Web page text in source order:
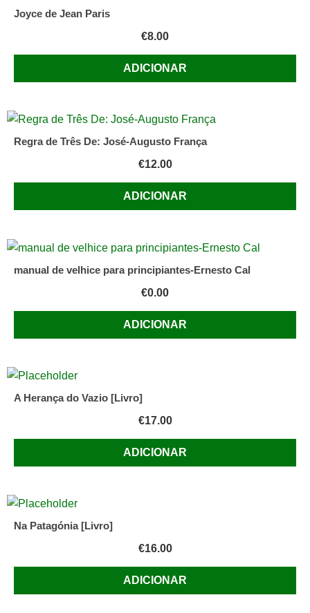
Joyce de Jean Paris
€8.00
ADICIONAR
Regra de Três De: José-Augusto França
€12.00
ADICIONAR
manual de velhice para principiantes-Ernesto Cal
€0.00
ADICIONAR
A Herança do Vazio [Livro]
€17.00
ADICIONAR
Na Patagónia [Livro]
€16.00
ADICIONAR